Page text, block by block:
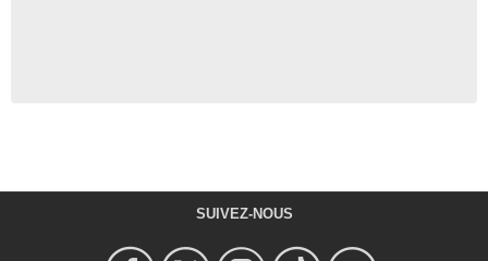
SUIVEZ-NOUS